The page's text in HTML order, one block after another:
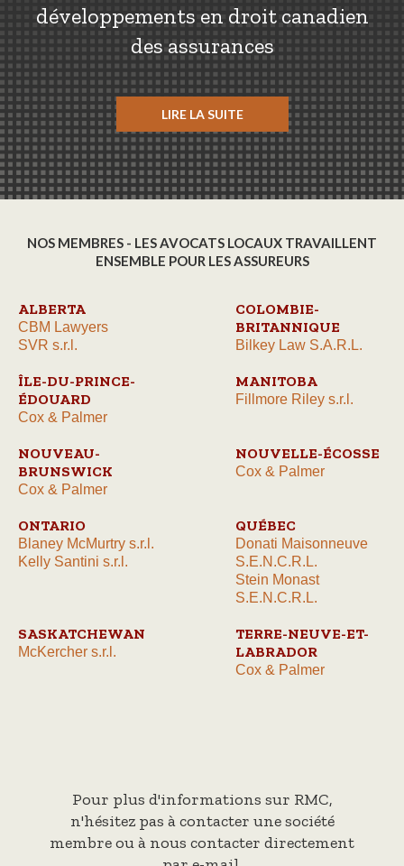
développements en droit canadien
des assurances
LIRE LA SUITE
NOS MEMBRES - LES AVOCATS LOCAUX TRAVAILLENT
ENSEMBLE POUR LES ASSUREURS
ALBERTA
CBM Lawyers
SVR s.r.l.
COLOMBIE-
BRITANNIQUE
Bilkey Law S.A.R.L.
ÎLE-DU-PRINCE-
ÉDOUARD
Cox & Palmer
MANITOBA
Fillmore Riley s.r.l.
NOUVEAU-
BRUNSWICK
Cox & Palmer
NOUVELLE-ÉCOSSE
Cox & Palmer
ONTARIO
Blaney McMurtry s.r.l.
Kelly Santini s.r.l.
QUÉBEC
Donati Maisonneuve
S.E.N.C.R.L.
Stein Monast
S.E.N.C.R.L.
SASKATCHEWAN
McKercher s.r.l.
TERRE-NEUVE-ET-
LABRADOR
Cox & Palmer
Pour plus d'informations sur RMC,
n'hésitez pas à contacter une société
membre ou à nous contacter directement